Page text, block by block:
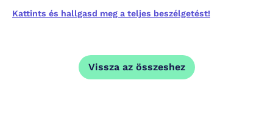
Kattints és hallgasd meg a teljes beszélgetést!
Vissza az összeshez